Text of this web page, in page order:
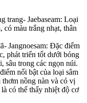
trang- Jaebaseam: Loại
có màu trắng nhạt, thân
Jangnoesam: Đặc điểm
phát triển tốt dưới bóng
sâu trong các ngọn núi.
nổi bật của loại sâm
nồng nàn và có vị
có thể thấy nhiệt độ cơ